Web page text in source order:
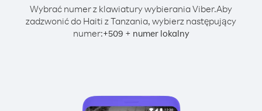
Wybrać numer z klawiatury wybierania Viber.Aby
zadzwonić do Haiti z Tanzania, wybierz następujący
numer:+509 + numer lokalny